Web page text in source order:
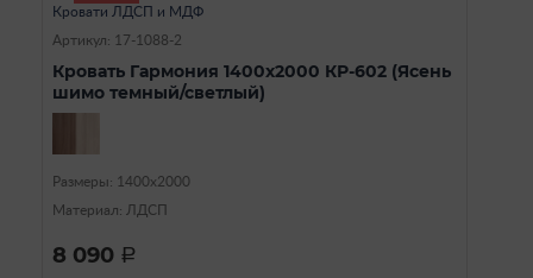
Кровати ЛДСП и МДФ
Артикул: 17-1088-2
Кровать Гармония 1400х2000 КР-602 (Ясень
шимо темный/светлый)
Размеры: 1400х2000
Материал: ЛДСП
8 090 a